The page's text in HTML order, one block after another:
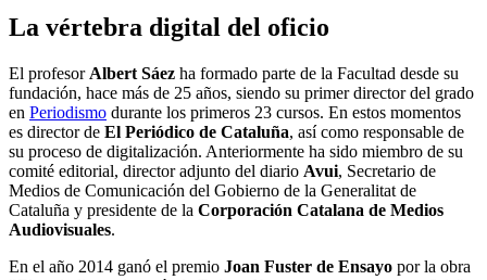
La vértebra digital del oficio
El profesor Albert Sáez ha formado parte de la Facultad desde su
fundación, hace más de 25 años, siendo su primer director del grado
en Periodismo durante los primeros 23 cursos. En estos momentos
es director de El Periódico de Cataluña, así como responsable de
su proceso de digitalización. Anteriormente ha sido miembro de su
comité editorial, director adjunto del diario Avui, Secretario de
Medios de Comunicación del Gobierno de la Generalitat de
Cataluña y presidente de la Corporación Catalana de Medios
Audiovisuales.
En el año 2014 ganó el premio Joan Fuster de Ensayo por la obra